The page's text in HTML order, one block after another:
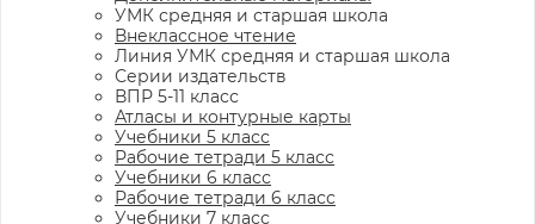
УМК средняя и старшая школа
Внеклассное чтение
Линия УМК средняя и старшая школа
Серии издательств
ВПР 5-11 класс
Атласы и контурные карты
Учебники 5 класс
Рабочие тетради 5 класс
Учебники 6 класс
Рабочие тетради 6 класс
Учебники 7 класс